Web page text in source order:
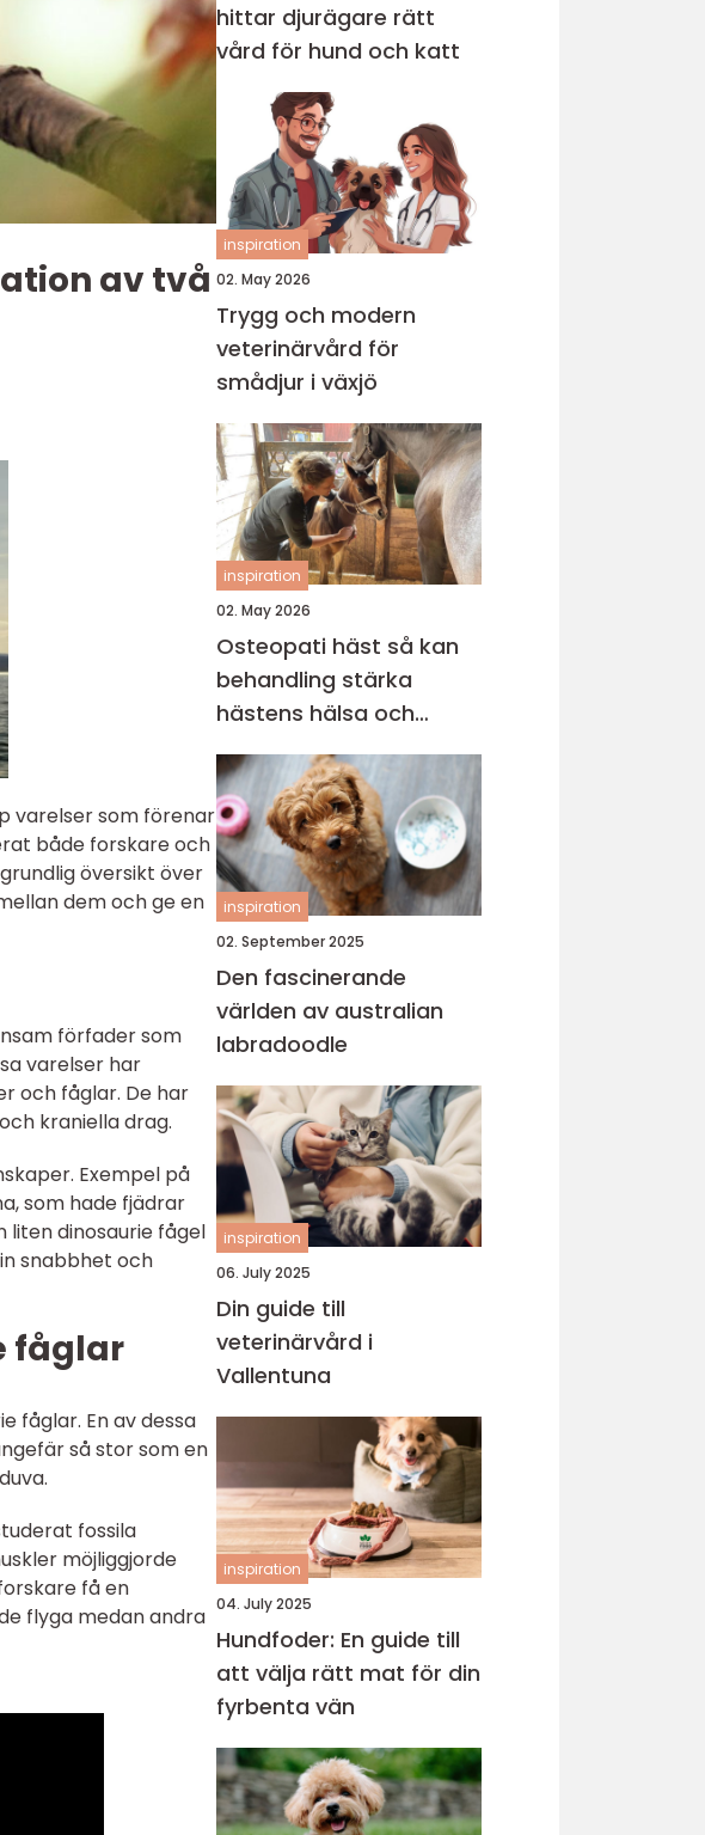
av två
varelser som förenar
både forskare och
översikt över
dem och ge en
förfader som
varelser har
och fåglar. De har
kraniella drag.
Exempel på
som hade fjädrar
dinosaurie fågel
snabbhet och
fåglar
fåglar. En av dessa
så stor som en
fossila
möjliggjorde
få en
flyga medan andra
hittar djurägare rätt
vård för hund och katt
inspiration
02. May 2026
Trygg och modern
veterinärvård för
smådjur i växjö
inspiration
02. May 2026
Osteopati häst så kan
behandling stärka
hästens hälsa och
prestation
inspiration
02. September 2025
Den fascinerande
världen av australian
labradoodle
inspiration
06. July 2025
Din guide till
veterinärvård i
Vallentuna
inspiration
04. July 2025
Hundfoder: En guide till
att välja rätt mat för din
fyrbenta vän